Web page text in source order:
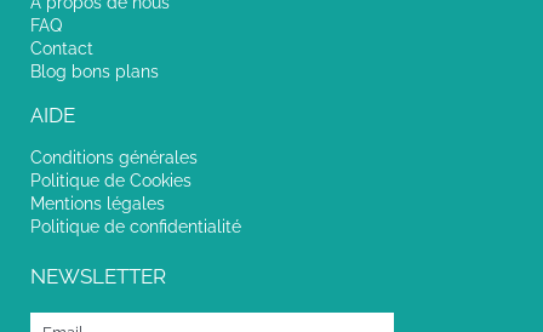
FAQ
Contact
Blog bons plans
AIDE
Conditions générales
Politique de Cookies
Mentions légales
Politique de confidentialité
NEWSLETTER